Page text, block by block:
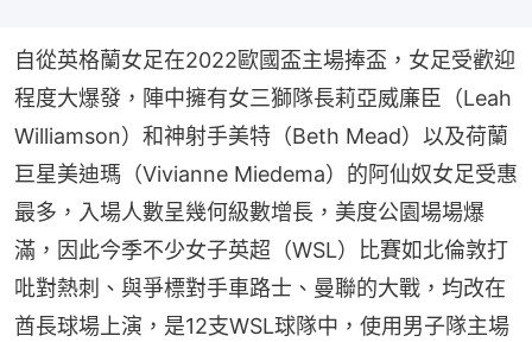
自從英格蘭女足在2022歐國盃主場捧盃，女足受歡迎
程度大爆發，陣中擁有女三獅隊長莉亞威廉臣（Leah
Williamson）和神射手美特（Beth Mead）以及荷蘭
巨星美迪瑪（Vivianne Miedema）的阿仙奴女足受惠
最多，入場人數呈幾何級數增長，美度公園場場爆
滿，因此今季不少女子英超（WSL）比賽如北倫敦打
吡對熱刺、與爭標對手車路士、曼聯的大戰，均改在
酋長球場上演，是12支WSL球隊中，使用男子隊主場